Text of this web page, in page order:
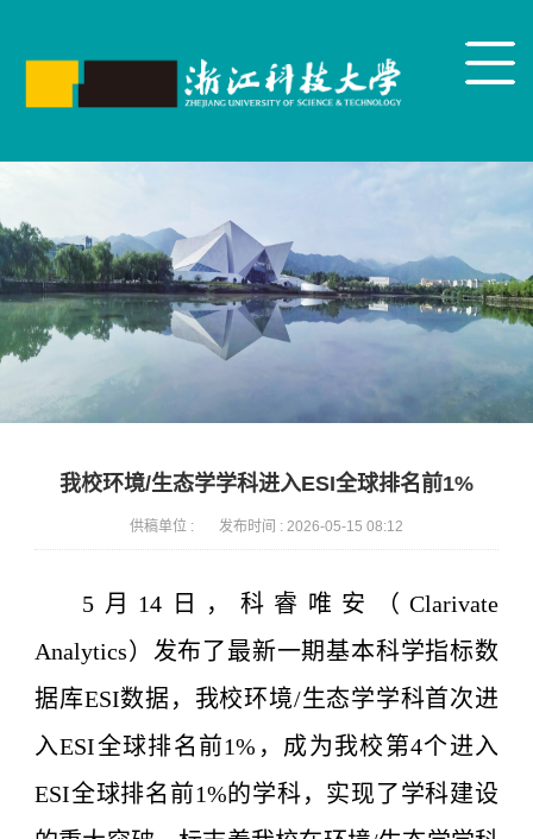
我校环境/生态学学科进入ESI全球排名前1%
供稿单位 : 发布时间 : 2026-05-15 08:12
5月14日，科睿唯安（Clarivate
Analytics）发布了最新一期基本科学指标数
据库ESI数据，我校环境/生态学学科首次进
入ESI全球排名前1%，成为我校第4个进入
ESI全球排名前1%的学科，实现了学科建设